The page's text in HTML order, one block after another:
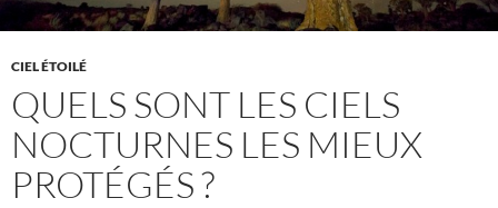
CIEL ÉTOILÉ
QUELS SONT LES CIELS
NOCTURNES LES MIEUX
PROTÉGÉS ?